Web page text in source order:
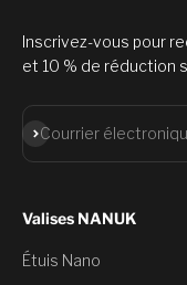
Inscrivez-vous pour
et 10 % de réduction
Courrier
S'abonner
Valises NANUK
Étuis Nano